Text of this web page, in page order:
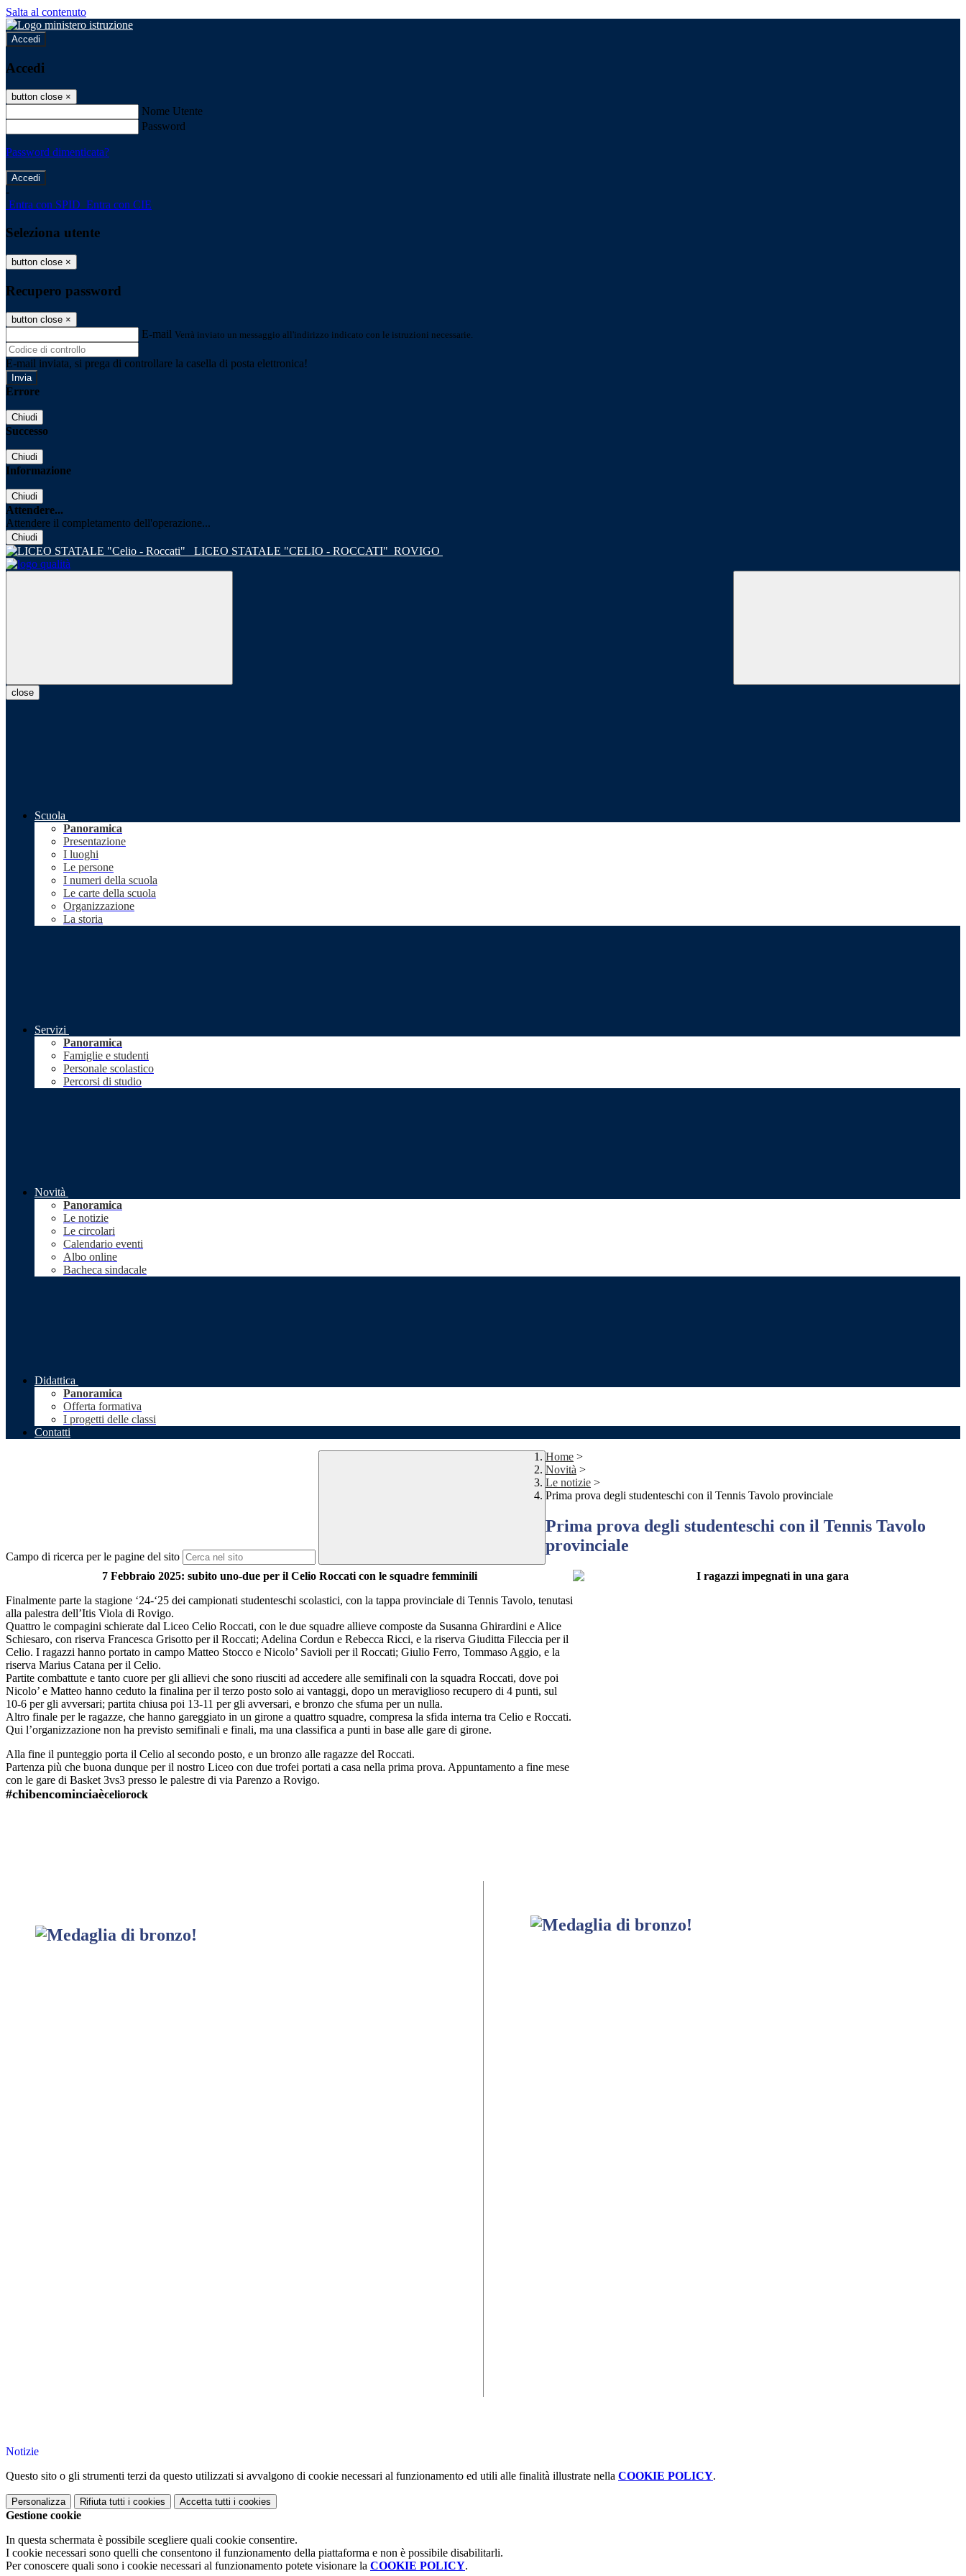
Salta al contenuto
Accedi
Accedi
button close ×
Nome Utente
Password
Password dimenticata?
-
Entra con SPID Entra con CIE
Seleziona utente
button close ×
Recupero password
button close ×
E-mail Verrà inviato un messaggio all'indirizzo indicato con le istruzioni necessarie.
E-mail inviata, si prega di controllare la casella di posta elettronica!
Errore
Chiudi
Successo
Chiudi
Informazione
Chiudi
Attendere...
Attendere il completamento dell'operazione...
Chiudi
LICEO STATALE "CELIO - ROCCATI" ROVIGO
close
Scuola
Panoramica
Presentazione
I luoghi
Le persone
I numeri della scuola
Le carte della scuola
Organizzazione
La storia
Servizi
Panoramica
Famiglie e studenti
Personale scolastico
Percorsi di studio
Novità
Panoramica
Le notizie
Le circolari
Calendario eventi
Albo online
Bacheca sindacale
Didattica
Panoramica
Offerta formativa
I progetti delle classi
Contatti
Campo di ricerca per le pagine del sito
Home >
Novità >
Le notizie >
Prima prova degli studenteschi con il Tennis Tavolo provinciale
Prima prova degli studenteschi con il Tennis Tavolo
provinciale
7 Febbraio 2025: subito uno-due per il Celio Roccati con le squadre femminili
Finalmente parte la stagione ‘24-‘25 dei campionati studenteschi scolastici, con la tappa provinciale di Tennis Tavolo, tenutasi
alla palestra dell’Itis Viola di Rovigo.
Quattro le compagini schierate dal Liceo Celio Roccati, con le due squadre allieve composte da Susanna Ghirardini e Alice
Schiesaro, con riserva Francesca Grisotto per il Roccati; Adelina Cordun e Rebecca Ricci, e la riserva Giuditta Fileccia per il
Celio. I ragazzi hanno portato in campo Matteo Stocco e Nicolo’ Savioli per il Roccati; Giulio Ferro, Tommaso Aggio, e la
riserva Marius Catana per il Celio.
Partite combattute e tanto cuore per gli allievi che sono riusciti ad accedere alle semifinali con la squadra Roccati, dove poi
Nicolo’ e Matteo hanno ceduto la finalina per il terzo posto solo ai vantaggi, dopo un meraviglioso recupero di 4 punti, sul
10-6 per gli avversari; partita chiusa poi 13-11 per gli avversari, e bronzo che sfuma per un nulla.
Altro finale per le ragazze, che hanno gareggiato in un girone a quattro squadre, compresa la sfida interna tra Celio e Roccati.
Qui l’organizzazione non ha previsto semifinali e finali, ma una classifica a punti in base alle gare di girone.
Alla fine il punteggio porta il Celio al secondo posto, e un bronzo alle ragazze del Roccati.
Partenza più che buona dunque per il nostro Liceo con due trofei portati a casa nella prima prova. Appuntamento a fine mese
con le gare di Basket 3vs3 presso le palestre di via Parenzo a Rovigo.
#chibencominciaèceliorock
Notizie
Questo sito o gli strumenti terzi da questo utilizzati si avvalgono di cookie necessari al funzionamento ed utili alle finalità illustrate nella COOKIE POLICY.
Personalizza Rifiuta tutti i cookies Accetta tutti i cookies
Gestione cookie
In questa schermata è possibile scegliere quali cookie consentire.
I cookie necessari sono quelli che consentono il funzionamento della piattaforma e non è possibile disabilitarli.
Per conoscere quali sono i cookie necessari al funzionamento potete visionare la COOKIE POLICY.